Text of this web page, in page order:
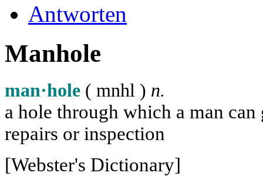
Antworten
Manhole
man·hole ( mnhl ) n.
a hole through which a man
repairs or inspection
[Webster's Dictionary]